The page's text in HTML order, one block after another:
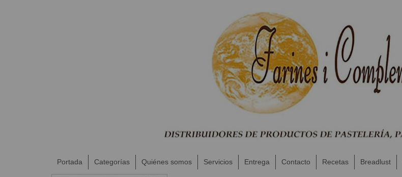
Portada Categorías Quiénes somos Servicios Entrega Contacto Recetas Breadlust